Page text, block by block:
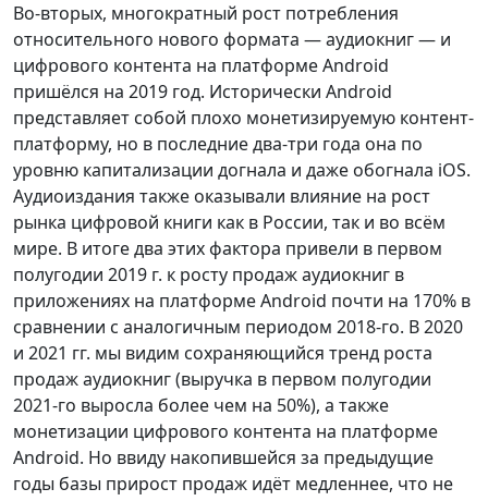
Во-вторых, многократный рост потребления
относительного нового формата — аудиокниг — и
цифрового контента на платформе Android
пришёлся на 2019 год. Исторически Android
представляет собой плохо монетизируемую контент-
платформу, но в последние два-три года она по
уровню капитализации догнала и даже обогнала iOS.
Аудиоиздания также оказывали влияние на рост
рынка цифровой книги как в России, так и во всём
мире. В итоге два этих фактора привели в первом
полугодии 2019 г. к росту продаж аудиокниг в
приложениях на платформе Android почти на 170% в
сравнении с аналогичным периодом 2018-го. В 2020
и 2021 гг. мы видим сохраняющийся тренд роста
продаж аудиокниг (выручка в первом полугодии
2021-го выросла более чем на 50%), а также
монетизации цифрового контента на платформе
Android. Но ввиду накопившейся за предыдущие
годы базы прирост продаж идёт медленнее, что не